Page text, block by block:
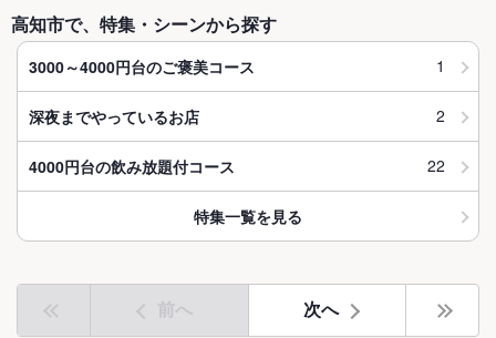
高知市で、特集・シーンから探す
3000～4000円台のご褒美コース 1
深夜までやっているお店 2
4000円台の飲み放題付コース 22
特集一覧を見る
前へ 次へ